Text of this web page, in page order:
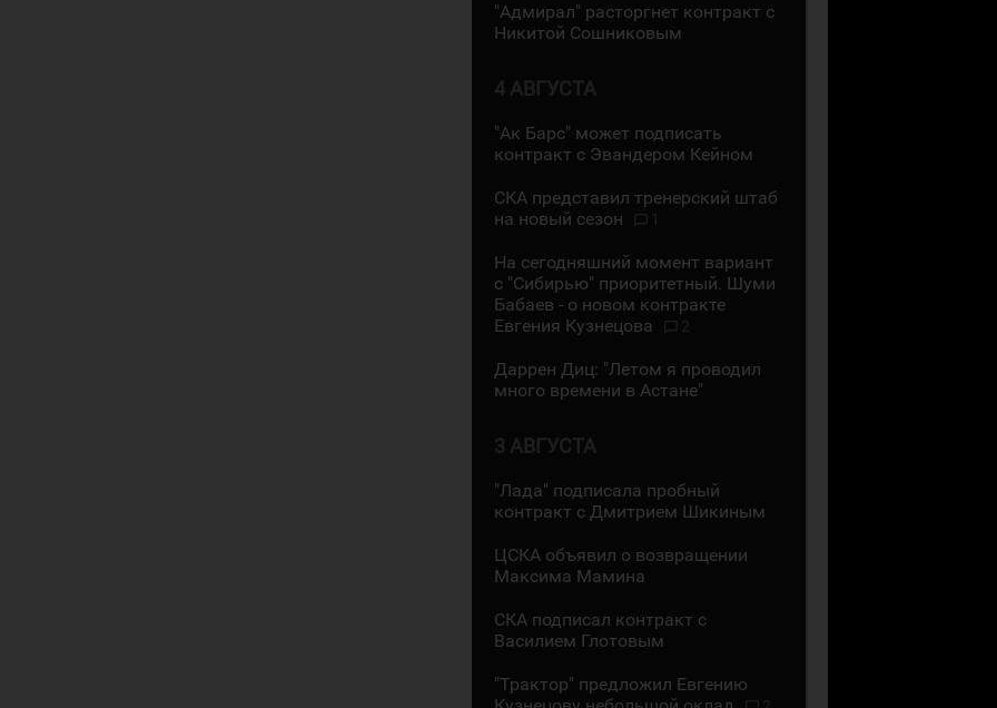
"Адмирал" расторгнет контракт с
Никитой Сошниковым
4 АВГУСТА
"Ак Барс" может подписать
контракт с Эвандером Кейном
СКА представил тренерский штаб
на новый сезон
На сегодняшний момент вариант
с "Сибирью" приоритетный. Шуми
Бабаев - о новом контракте
Евгения Кузнецова
Даррен Диц: "Летом я проводил
много времени в Астане"
3 АВГУСТА
"Лада" подписала пробный
контракт с Дмитрием Шикиным
ЦСКА объявил о возвращении
Максима Мамина
СКА подписал контракт с
Василием Глотовым
"Трактор" предложил Евгению